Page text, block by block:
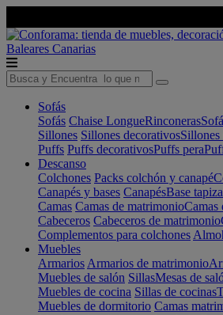
Baleares Canarias
Sofás
Sofás Chaise LongueRinconeras
Sillones Sillones decorativosSillones
Puffs Puffs decorativosPuffs pera
Descanso
Colchones Packs colchón y canapé
Canapés y bases CanapésBase
Camas Camas de matrimonioCamas
Cabeceros Cabeceros de matrimonio
Complementos para colchones
Muebles
Armarios Armarios de matrimonio
Muebles de salón SillasMesas de
Muebles de cocina Sillas de cocinas
Muebles de dormitorio Camas